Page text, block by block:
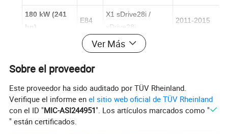
180 kW (241
hp)
E84
X1 sDrive28i /
xDrive28i
2011-2015
F25 X3 xDrive28i
F30/F
328i Gran Turismo
F32 428i 2014-2016
Ver Más
Sobre el proveedor
Este proveedor ha sido auditado por TÜV Rheinland.
Verifique el informe enel sitio web oficial de TÜV Rheinland
con el ID "MIC-ASI244951". Los artículos marcados como "
" están certificados.